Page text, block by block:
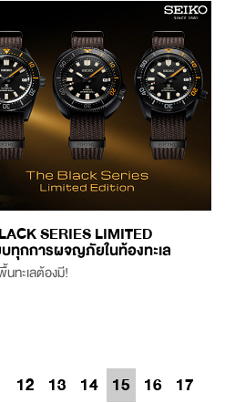
SERIES LIMITED
ทุกการผจญภัยในท้องทะเล
ทะเลต้องมี!
12 13 14 15 16 17